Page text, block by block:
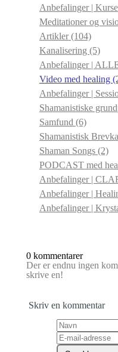
Anbefalinger |
Meditationer og
Artikler(104)
Kanalisering (5)
Anbefalinger |
Video med healing
Anbefalinger |
Shamanistiske
Samfund (6)
Shamanistisk
Shaman Songs (2)
PODCAST med
Anbefalinger |
Anbefalinger |
Anbefalinger |
0 kommentarer
Der er endnu ingen
skrive en!
Skriv en kommentar